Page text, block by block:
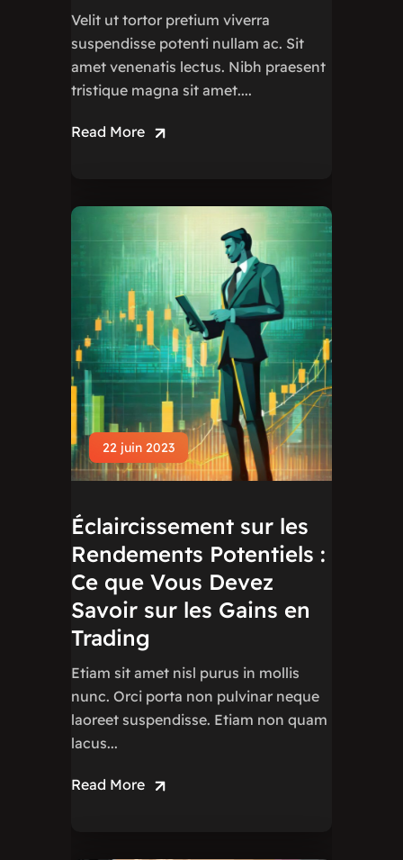
Velit ut tortor pretium viverra
suspendisse potenti nullam ac. Sit
amet venenatis lectus. Nibh praesent
tristique magna sit amet....
Read More
22 juin 2023
Éclaircissement sur les
Rendements Potentiels :
Ce que Vous Devez
Savoir sur les Gains en
Trading
Etiam sit amet nisl purus in mollis
nunc. Orci porta non pulvinar neque
laoreet suspendisse. Etiam non quam
lacus...
Read More